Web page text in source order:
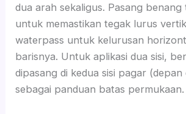
dua arah sekaligus. Pasang
untuk memastikan tegak lurus
waterpass untuk kelurusan
barisnya. Untuk aplikasi dua sisi,
dipasang di kedua sisi pagar
sebagai panduan batas permukaan.